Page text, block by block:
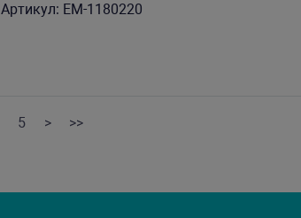
Артикул: EM-1180220
5 > >>